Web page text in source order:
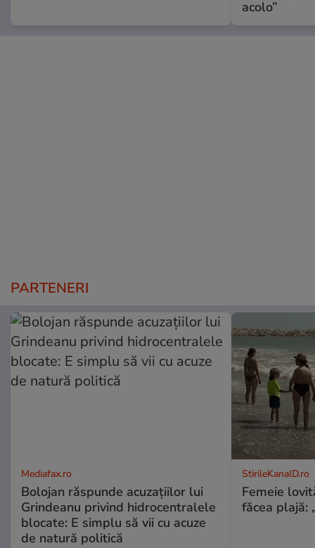
acolo”
PARTENERI
Mediafax.ro
Bolojan răspunde acuzațiilor lui
Grindeanu privind hidrocentralele
blocate: E simplu să vii cu acuze
de natură politică
StirileKanalD.ro
Femeie
făcea plajă: